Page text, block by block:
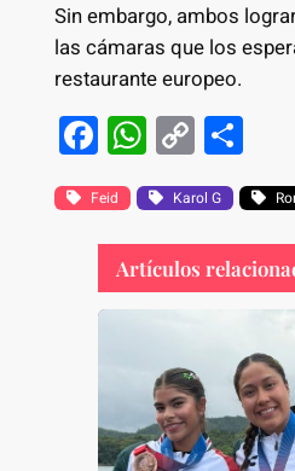
Sin embargo, ambos
las cámaras que los
restaurante europeo.
F
a
c
e
b
o
k
W
h
at
s
A
p
p
C
o
p
y
Li
n
k
S
h
ar
e
Feid Karol G
Artículos